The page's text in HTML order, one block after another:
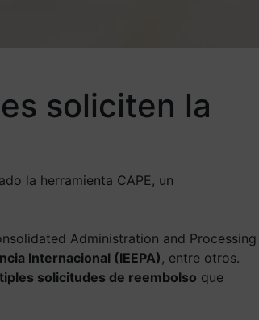
soliciten la
la herramienta CAPE, un
Administration and Processing
Internacional (IEEPA), entre otros.
solicitudes de reembolso que